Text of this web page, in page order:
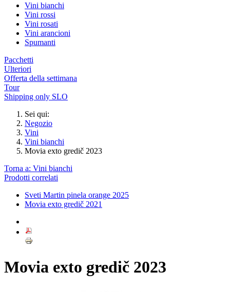
Vini bianchi
Vini rossi
Vini rosati
Vini arancioni
Spumanti
Pacchetti
Ulteriori
Offerta della settimana
Tour
Shipping only SLO
Sei qui:
Negozio
Vini
Vini bianchi
Movia exto gredič 2023
Torna a: Vini bianchi
Prodotti correlati
Sveti Martin pinela orange 2025
Movia exto gredič 2021
Movia exto gredič 2023